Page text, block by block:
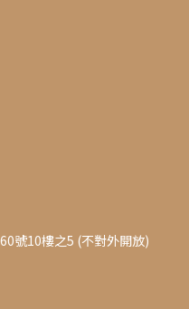
號10樓之5 (不對外開放)